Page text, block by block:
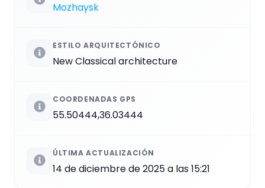
Mozhaysk
ESTILO ARQUITECTÓNICO
New Classical architecture
COORDENADAS GPS
55.50444,36.03444
ÚLTIMA ACTUALIZACIÓN
14 de diciembre de 2025 a las 15:21